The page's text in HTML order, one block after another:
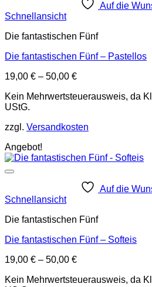
Auf die
Schnellansicht
Die fantastischen Fünf
Die fantastischen Fünf – Pastellos
19,00 € – 50,00 €
Kein Mehrwertsteuerausweis, da
UStG.
zzgl. Versandkosten
Angebot!
Auf die
Schnellansicht
Die fantastischen Fünf
Die fantastischen Fünf – Softeis
19,00 € – 50,00 €
Kein Mehrwertsteuerausweis, da